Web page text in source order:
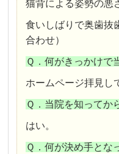
猫背による姿勢の悪
食いしばりで奥歯抜
合わせ）
Ｑ．何がきっかけで
ホームページ拝見し
Ｑ．当院を知ってか
はい。
Ｑ．何が決め手とな